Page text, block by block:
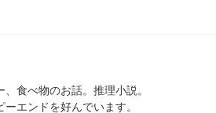
食べ物のお話。推理小説。
エンドを好んでいます。